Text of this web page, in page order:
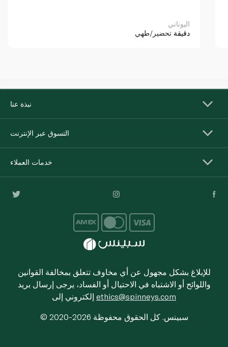
اليوناني
دقيقة تحضير/طهي
نبذة عنا
التسوق عبر الإنترنت
خدمات العملاء
للإبلاغ بشكل مجهول عن أي مخاوف تتعلق بمخالفة القوانين
واللوائح أو الاشتباه في الاحتيال أو الفساد، يرجى إرسال بريد
ethics@spinneys.com
© 2020-2026 سبينس. كل الحقوق محفوظة